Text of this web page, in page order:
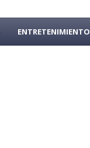
ENTRETENIMIENTO